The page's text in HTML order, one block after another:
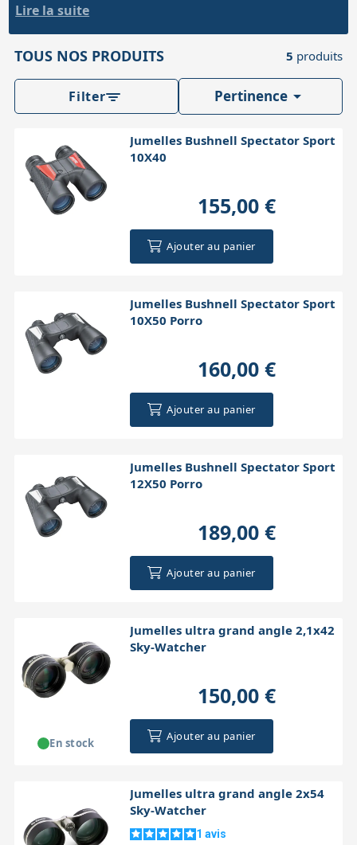
Accessoires pour montures
Têtes
Pièces détachées
le cas de la voile ou de l'aviation. Vous retrouverez donc
dans cette rubrique nos jumelles destinées aux loisirs
maritimes et sportifs ainsi que nos monoculaires.
Lire la suite
TOUS NOS PRODUITS 5 produits
Filter Pertinence 
Jumelles Bushnell Spectator Sport
10X40
155,00 €
Ajouter au panier
Jumelles Bushnell Spectator Sport
10X50 Porro
160,00 €
Ajouter au panier
Jumelles Bushnell Spectator Sport
12X50 Porro
189,00 €
Ajouter au panier
Jumelles ultra grand angle 2,1x42
Sky-Watcher
150,00 €
Ajouter au panier
En stock
Jumelles ultra grand angle 2x54
Sky-Watcher
1 avis